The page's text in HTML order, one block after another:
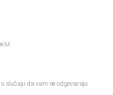
slučaju da vam ne odgovaraju